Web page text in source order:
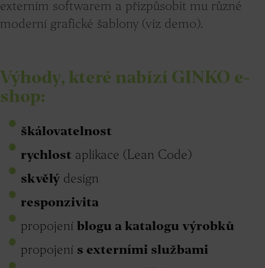
externím softwarem a přizpůsobit mu různé
moderní grafické šablony (viz demo).
Výhody, které nabízí GINKO e-
shop:
škálovatelnost
rychlost aplikace (Lean Code)
skvělý design
responzivita
propojení blogu a katalogu výrobků
propojení s externími službami